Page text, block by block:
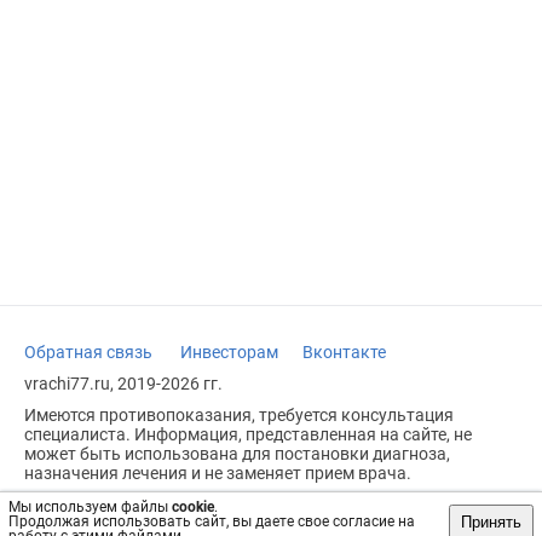
Мы используем файлы cookie.
Продолжая использовать сайт, вы даете свое согласие на
Принять
Обратная связь Инвесторам
Вконтакте
vrachi77.ru, 2019-2026 гг.
Имеются противопоказания, требуется консультация
специалиста. Информация, представленная на сайте, не
может быть использована для постановки диагноза,
назначения лечения и не заменяет прием врача.
Возрастное ограничение: 18+